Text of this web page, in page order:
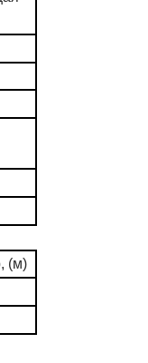
(м)